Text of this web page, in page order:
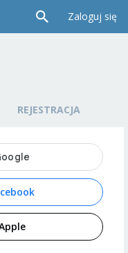
Zaloguj się
REJESTRACJA